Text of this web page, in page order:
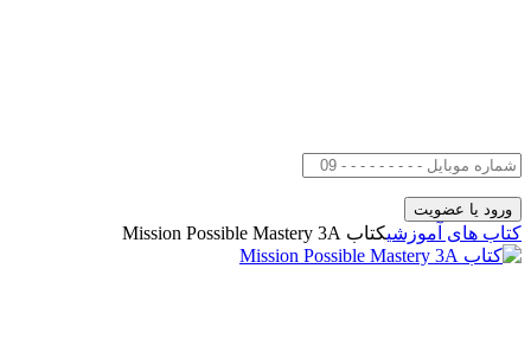
کتاب های آموزشیکتاب Mission Possible Mastery 3A